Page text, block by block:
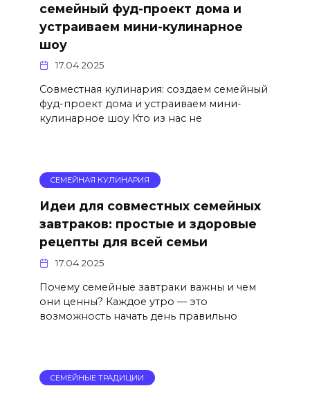
семейный фуд-проект дома и
устраиваем мини-кулинарное
шоу
17.04.2025
Совместная кулинария: создаем семейный
фуд-проект дома и устраиваем мини-
кулинарное шоу Кто из нас не
СЕМЕЙНАЯ КУЛИНАРИЯ
Идеи для совместных семейных
завтраков: простые и здоровые
рецепты для всей семьи
17.04.2025
Почему семейные завтраки важны и чем
они ценны? Каждое утро — это
возможность начать день правильно
СЕМЕЙНЫЕ ТРАДИЦИИ